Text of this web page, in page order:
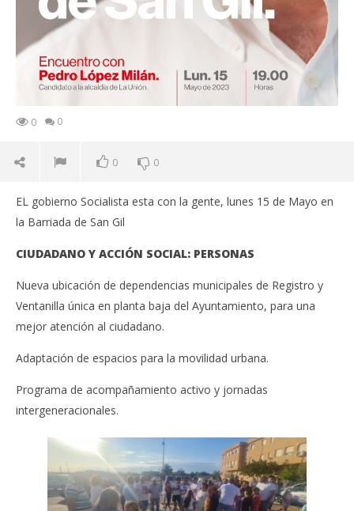
0 0
0 0
EL gobierno Socialista esta con la gente, lunes 15 de Mayo en
la Barriada de San Gil
CIUDADANO Y ACCIÓN SOCIAL: PERSONAS
Nueva ubicación de dependencias municipales de Registro y
Ventanilla única en planta baja del Ayuntamiento, para una
mejor atención al ciudadano.
Adaptación de espacios para la movilidad urbana.
Programa de acompañamiento activo y jornadas
intergeneracionales.